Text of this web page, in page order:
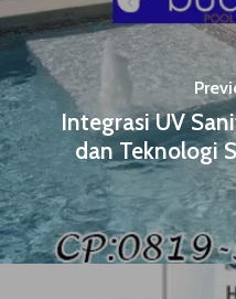
Integrasi UV
dan Teknologi